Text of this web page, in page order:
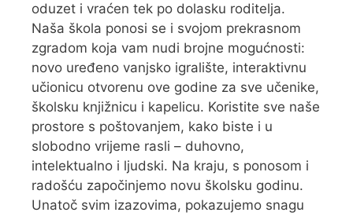
oduzet i vraćen tek po dolasku roditelja.
Naša škola ponosi se i svojom prekrasnom
zgradom koja vam nudi brojne mogućnosti:
novo uređeno vanjsko igralište, interaktivnu
učionicu otvorenu ove godine za sve učenike,
školsku knjižnicu i kapelicu. Koristite sve naše
prostore s poštovanjem, kako biste i u
slobodno vrijeme rasli – duhovno,
intelektualno i ljudski. Na kraju, s ponosom i
radošću započinjemo novu školsku godinu.
Unatoč svim izazovima, pokazujemo snagu